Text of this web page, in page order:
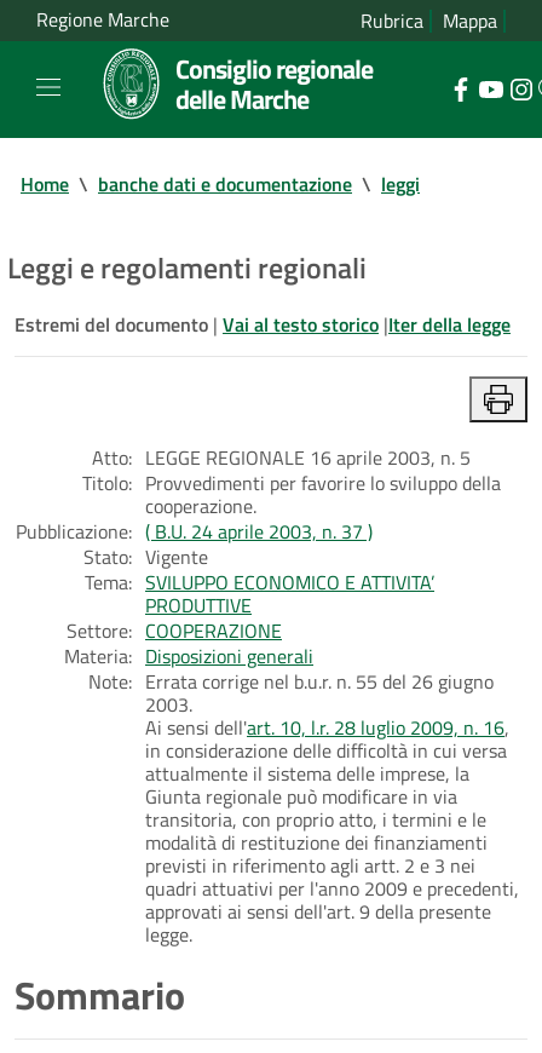
Regione Marche Rubrica Mappa
Consiglio regionale
delle Marche
Home \ banche dati e documentazione \ leggi
Leggi e regolamenti regionali
Estremi del documento | Vai al testo storico |Iter della legge
Atto: LEGGE REGIONALE 16 aprile 2003, n. 5
Titolo: Provvedimenti per favorire lo sviluppo della
cooperazione.
Pubblicazione: ( B.U. 24 aprile 2003, n. 37 )
Stato: Vigente
Tema: SVILUPPO ECONOMICO E ATTIVITA’
PRODUTTIVE
Settore: COOPERAZIONE
Materia: Disposizioni generali
Note: Errata corrige nel b.u.r. n. 55 del 26 giugno
2003.
Ai sensi dell'art. 10, l.r. 28 luglio 2009, n. 16,
in considerazione delle difficoltà in cui versa
attualmente il sistema delle imprese, la
Giunta regionale può modificare in via
transitoria, con proprio atto, i termini e le
modalità di restituzione dei finanziamenti
previsti in riferimento agli artt. 2 e 3 nei
quadri attuativi per l'anno 2009 e precedenti,
approvati ai sensi dell'art. 9 della presente
legge.
Sommario